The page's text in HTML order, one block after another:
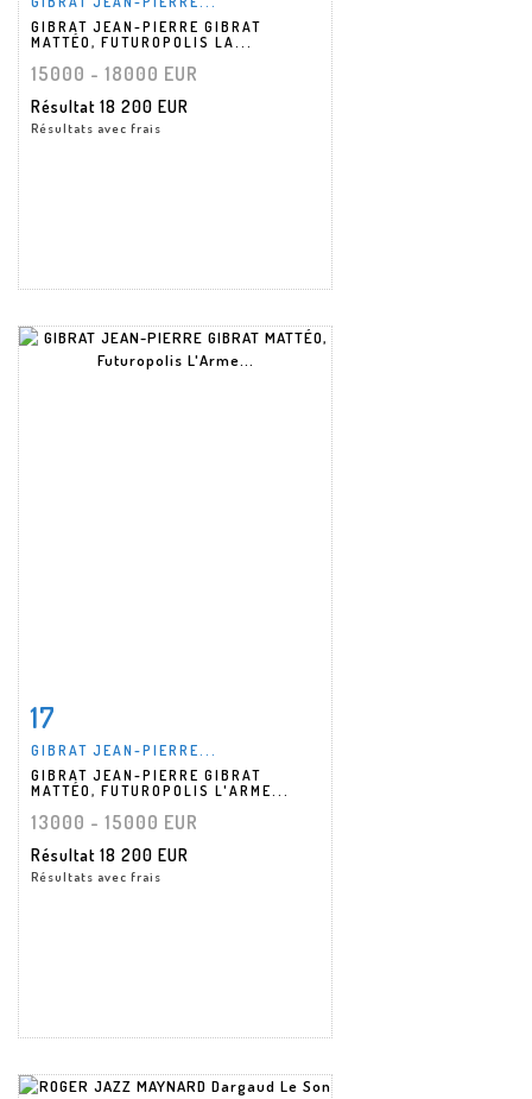
GIBRAT JEAN-PIERRE GIBRAT
MATTÉO, FUTUROPOLIS LA...
15000 - 18000 EUR
Résultat 18 200 EUR
Résultats avec frais
Fiche détaillée
17
GIBRAT JEAN-PIERRE...
GIBRAT JEAN-PIERRE GIBRAT
MATTÉO, FUTUROPOLIS L'ARME...
13000 - 15000 EUR
Résultat 18 200 EUR
Résultats avec frais